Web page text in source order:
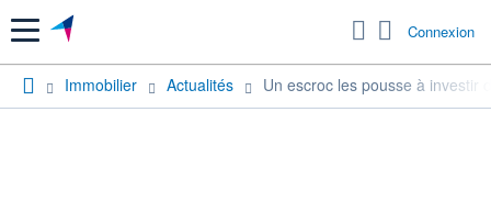
Menu Connexion
Immobilier Actualités Un escroc les pousse à investir